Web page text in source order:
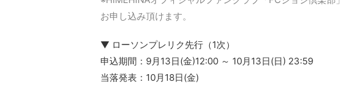
お申し込み頂けます。
▼ ローソンプレリク先行（1次）
申込期間：9月13日(金)12:00 ～ 10月13日(日) 23:59
当落発表：10月18日(金)